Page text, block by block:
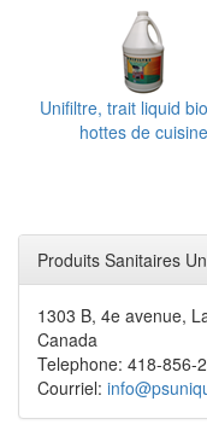
Unifiltre, trait liquid
hottes de cuisine
Produits Sanitaires
1303 B, 4e avenue,
Canada
Telephone: 418-856-
Courriel: